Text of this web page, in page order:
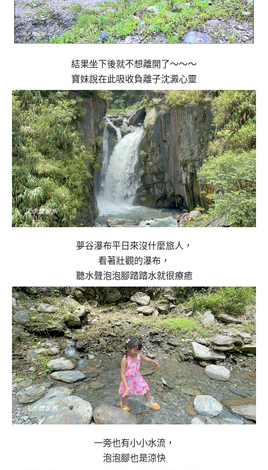
結果坐下後就不想離開了～～～
寶妹說在此吸收負離子沈澱心靈
夢谷瀑布平日來沒什麼旅人，
看著壯觀的瀑布，
聽水聲泡泡腳踏踏水就很療癒
一旁也有小小水流，
泡泡腳也是涼快